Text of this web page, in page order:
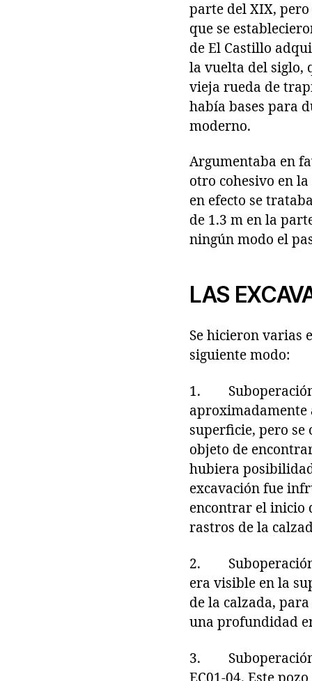
parte del XIX,
que se
de El Castillo
la vuelta del siglo,
vieja rueda de
había bases para
moderno.
Argumentaba en
otro cohesivo en
en efecto se
de 1.3 m en la
ningún modo el
LAS
Se hicieron varias
siguiente modo:
1. Suboperación
aproximadamente
superficie, pero se
objeto de
hubiera
excavación fue
encontrar el inicio
rastros de la
2. Suboperación
era visible en la
de la calzada,
una profundidad
3. Suboperación